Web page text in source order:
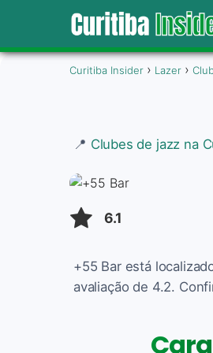
Curitiba Insider Lazer
📍 Clubes de jazz na
6.1
+55 Bar está
avaliação de 4.2.